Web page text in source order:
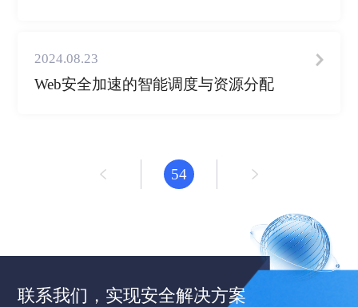
2024.08.23
Web安全加速的智能调度与资源分配
54
联系我们，实现安全解决方案